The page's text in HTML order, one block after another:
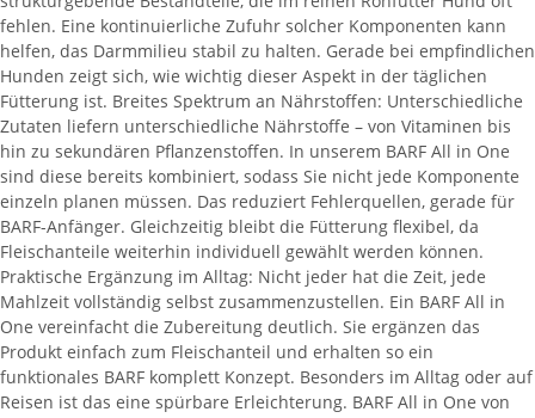
fehlen. Eine kontinuierliche Zufuhr solcher Komponenten kann
helfen, das Darmmilieu stabil zu halten. Gerade bei empfindlichen
Hunden zeigt sich, wie wichtig dieser Aspekt in der täglichen
Fütterung ist. Breites Spektrum an Nährstoffen: Unterschiedliche
Zutaten liefern unterschiedliche Nährstoffe – von Vitaminen bis
hin zu sekundären Pflanzenstoffen. In unserem BARF All in One
sind diese bereits kombiniert, sodass Sie nicht jede Komponente
einzeln planen müssen. Das reduziert Fehlerquellen, gerade für
BARF-Anfänger. Gleichzeitig bleibt die Fütterung flexibel, da
Fleischanteile weiterhin individuell gewählt werden können.
Praktische Ergänzung im Alltag: Nicht jeder hat die Zeit, jede
Mahlzeit vollständig selbst zusammenzustellen. Ein BARF All in
One vereinfacht die Zubereitung deutlich. Sie ergänzen das
Produkt einfach zum Fleischanteil und erhalten so ein
funktionales BARF komplett Konzept. Besonders im Alltag oder auf
Reisen ist das eine spürbare Erleichterung. BARF All in One von